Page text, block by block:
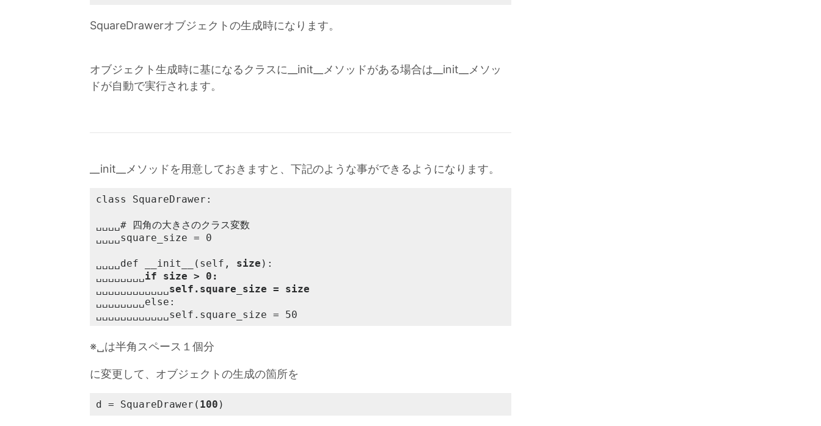
SquareDrawerオブジェクトの生成時になります。
オブジェクト生成時に基になるクラスに__init__メソッドがある場合は__init__メソッ
ドが自動で実行されます。
__init__メソッドを用意しておきますと、下記のような事ができるようになります。
class SquareDrawer:
␣␣␣␣# 四角の大きさのクラス変数
␣␣␣␣square_size = 0
␣␣␣␣def __init__(self, size ):
␣␣␣␣␣␣␣␣if size > 0:
␣␣␣␣␣␣␣␣␣␣␣␣self.square_size = size
␣␣␣␣␣␣␣␣else:
␣␣␣␣␣␣␣␣␣␣␣␣self.square_size = 50
※␣は半角スペース１個分
に変更して、オブジェクトの生成の箇所を
d = SquareDrawer( 100 )